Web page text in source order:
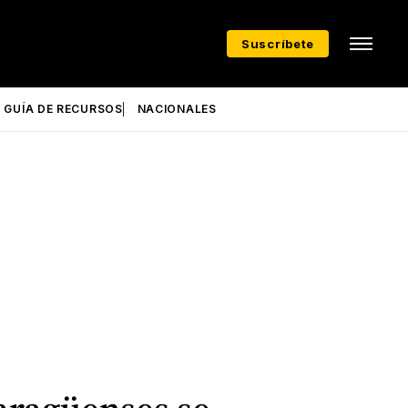
Suscríbete
GUÍA DE RECURSOS NACIONALES